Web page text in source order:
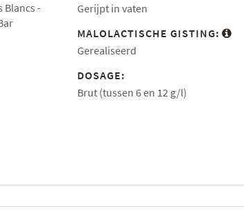
Blancs
Gerijpt in vaten
MALOLACTISCHE GISTING:
Gerealiseerd
DOSAGE:
Brut (tussen 6 en 12 g/l)